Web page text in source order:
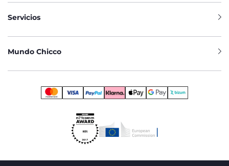
Servicios
Mundo Chicco